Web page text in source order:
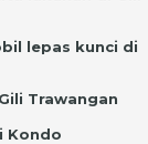
lepas kunci di
Trawangan
Kondo